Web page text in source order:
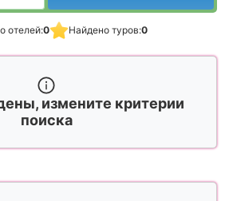
отелей:0 Найдено туров:0
измените критерии
поиска